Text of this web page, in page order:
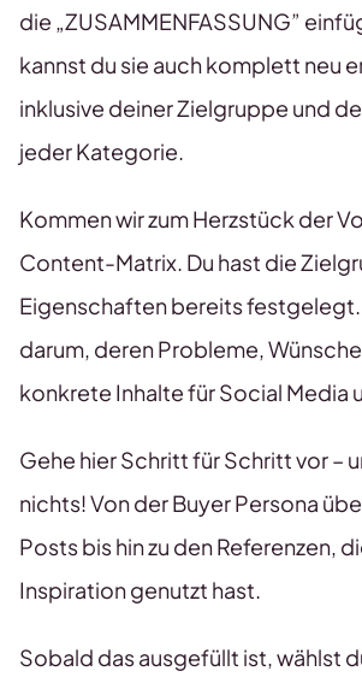
die „ZUSAMMENFASSUNG”
kannst du sie auch komplett neu
inklusive deiner Zielgruppe und
jeder Kategorie.
Kommen wir zum Herzstück der
Content-Matrix. Du hast die
Eigenschaften bereits
darum, deren Probleme,
konkrete Inhalte für Social Media
Gehe hier Schritt für Schritt vor –
nichts! Von der Buyer Persona
Posts bis hin zu den Referenzen,
Inspiration genutzt hast.
Sobald das ausgefüllt ist, wählst